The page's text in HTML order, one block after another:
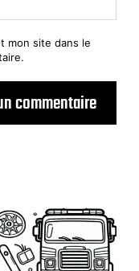
mon site dans le